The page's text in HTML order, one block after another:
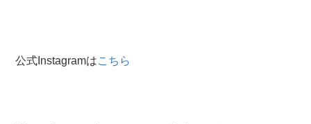
公式Instagramはこちら